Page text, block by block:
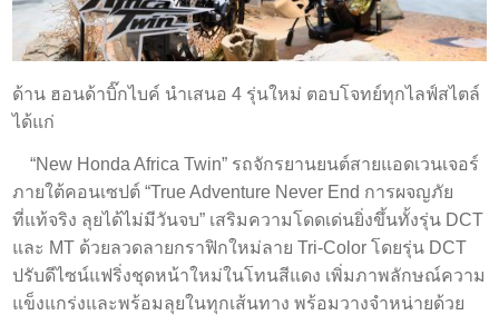
ด้าน ฮอนด้าบิ๊กไบค์ นำเสนอ 4 รุ่นใหม่ ตอบโจทย์ทุกไลฟ์สไตล์
ได้แก่
“New Honda Africa Twin” รถจักรยานยนต์สายแอดเวนเจอร์
ภายใต้คอนเซปต์ “True Adventure Never End การผจญภัย
ที่แท้จริง ลุยได้ไม่มีวันจบ” เสริมความโดดเด่นยิ่งขึ้นทั้งรุ่น DCT
และ MT ด้วยลวดลายกราฟิกใหม่ลาย Tri-Color โดยรุ่น DCT
ปรับดีไซน์แฟริ่งชุดหน้าใหม่ในโทนสีแดง เพิ่มภาพลักษณ์ความ
แข็งแกร่งและพร้อมลุยในทุกเส้นทาง พร้อมวางจำหน่ายด้วย